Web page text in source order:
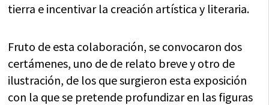
tierra e incentivar la creación artística y literaria.
Fruto de esta colaboración, se convocaron dos
certámenes, uno de de relato breve y otro de
ilustración, de los que surgieron esta exposición
con la que se pretende profundizar en las figuras